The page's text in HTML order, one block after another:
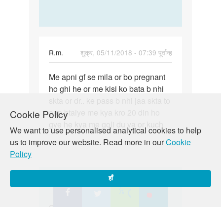
Cookie Policy
We want to use personalised analytical cookies to help
us to improve our website. Read more in ourCookie
Policy
हाँ
R.m.
शुक्र, 05/11/2018 - 07:39 पूर्वान्ह
Me
apni
se
or
bo…
Me apni gf se mila or bo pregnant
ho ghi he or me kisi ko bata b nhi
aap btaiye me kya kro 20 din ho
शुक्र, 06/01/2018 - 11:57 बजे